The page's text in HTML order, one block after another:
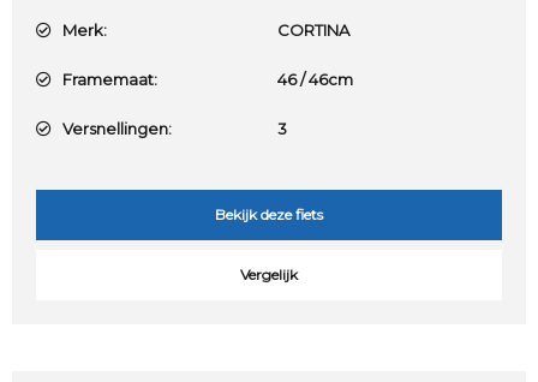
Merk: CORTINA
Framemaat: 46 / 46cm
Versnellingen: 3
Bekijk deze fiets
Vergelijk